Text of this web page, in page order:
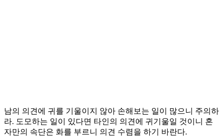
남의 의견에 귀를 기울이지 않아 손해보는 일이 많으니 주의하
라. 도모하는 일이 있다면 타인의 의견에 귀기울일 것이니 혼
자만의 속단은 화를 부르니 의견 수렴을 하기 바란다.